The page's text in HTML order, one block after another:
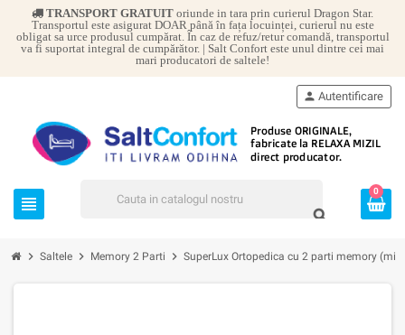
TRANSPORT GRATUIT oriunde in tara prin curierul Dragon Star.
Transportul este asigurat DOAR până în fața locuinței, curierul nu este
obligat sa urce produsul cumpărat. În caz de refuz/retur comandă, transportul
va fi suportat integral de cumpărător. | Salt Confort este unul dintre cei mai
mari producatori de saltele!
view_headline
search
person Autentificare
0
chevron_right Saltele chevron_right Memory 2 Parti chevron_right SuperLux Ortopedica cu 2 parti memory